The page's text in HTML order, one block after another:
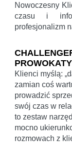
Nowoczesny
czasu i
profesjonalizm
Klienci myślą:
zamian coś
prowadzić
swój czas w
to zestaw
mocno
rozmowach z